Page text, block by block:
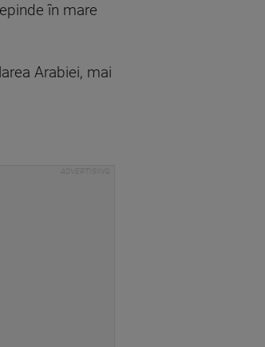
în mare
Arabiei, mai